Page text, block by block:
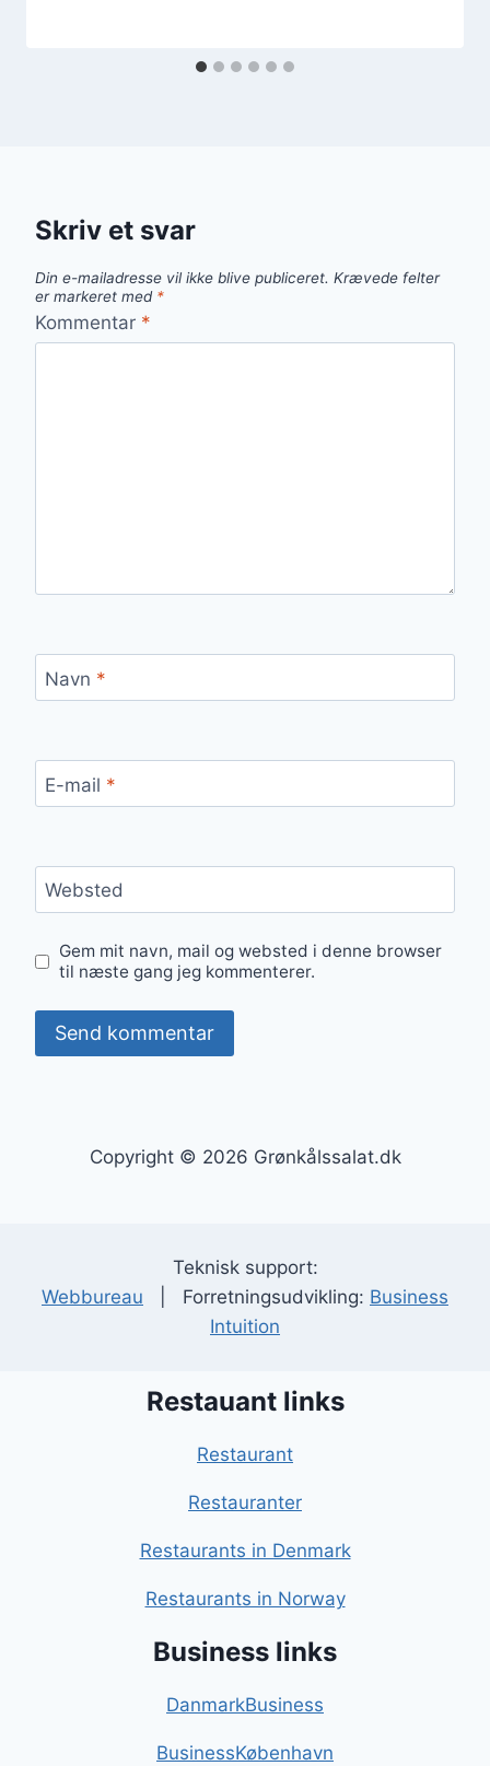
Skriv et svar
Din e-mailadresse vil ikke blive publiceret. Krævede felter
er markeret med *
Kommentar *
Navn *
E-mail *
Websted
Gem mit navn, mail og websted i denne browser
til næste gang jeg kommenterer.
Copyright © 2026 Grønkålssalat.dk
Teknisk support:
Webbureau | Forretningsudvikling: Business
Intuition
Restauant links
Restaurant
Restauranter
Restaurants in Denmark
Restaurants in Norway
Business links
DanmarkBusiness
BusinessKøbenhavn